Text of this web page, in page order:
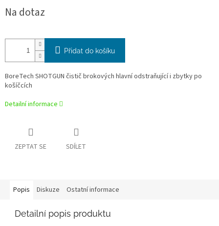
cena:
Na dotaz
Přidat do košíku
BoreTech SHOTGUN čistič brokových hlavní odstraňující i zbytky po
košíčcích
Detailní informace
ZEPTAT SE SDÍLET
Popis Diskuze Ostatní informace
Detailní popis produktu